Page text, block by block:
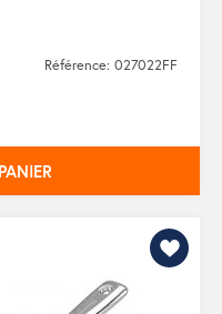
Référence: 027022FF